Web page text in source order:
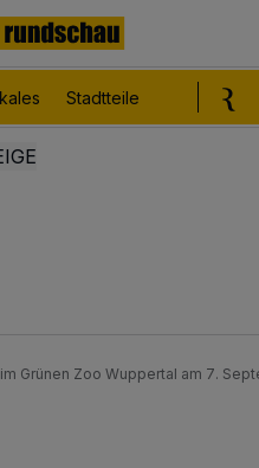
Stadtteile
Grünen Zoo Wuppertal am 7.